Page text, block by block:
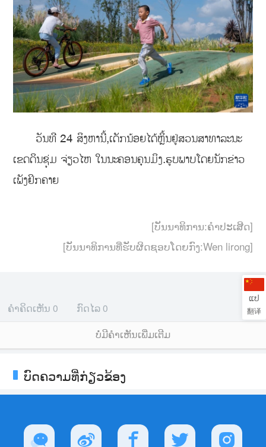
ວັນທີ 24 ສິງຫານີ້,ເດັກນ້ອຍໄດ້ຫຼິ້ນຢູ່ສວນສາທາລະນະ
ເຂດດິນຊຸ່ມ ຈ່ຽວໄຫ ໃນນະຄອນຄຸນມິງ.ຮູບພາບໂດຍນັກຂ່າວ
ເພັງຢິກຄາຍ
[ບັນນາທິການ:ຄຳປະເສີດ]
[ບັນນາທິການທີ່ຮັບຜິດຊອບໂດຍກົງ:Wen lirong]
ຄຳຄິດເຫັນ 0 ກົດໄລ 0
ບໍ່ມີຄໍາເຫັນເພີ່ມເຕີມ
ບົດຄວາມທີ່ກ່ຽວຂ້ອງ
ແປ
翻译